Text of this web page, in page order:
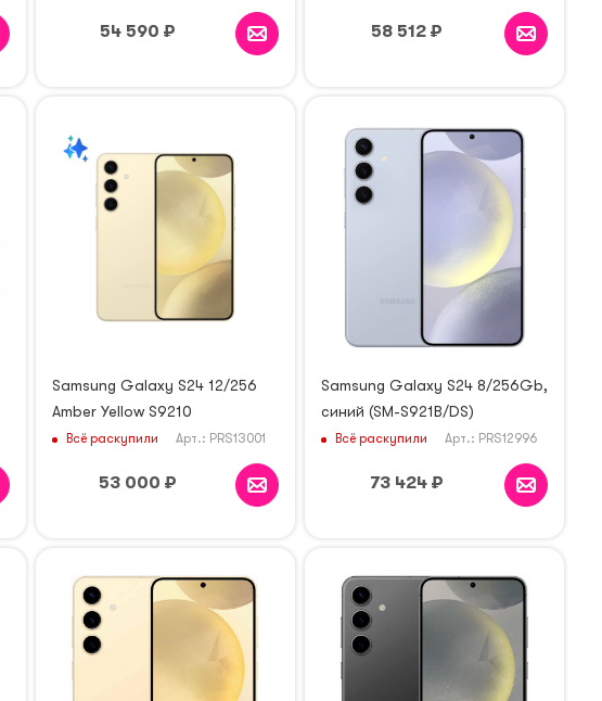
54 590 ₽ 58 512 ₽
Samsung Galaxy S24 12/256
Amber Yellow S9210
Всё раскупили Арт.: PRS13001
53 000 ₽
Samsung Galaxy S24 8/256Gb,
синий (SM-S921B/DS)
Всё раскупили Арт.: PRS12996
73 424 ₽